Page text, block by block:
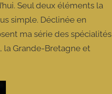
Seul deux éléments la
simple. Déclinée en
ma série des spécialités
la Grande-Bretagne et